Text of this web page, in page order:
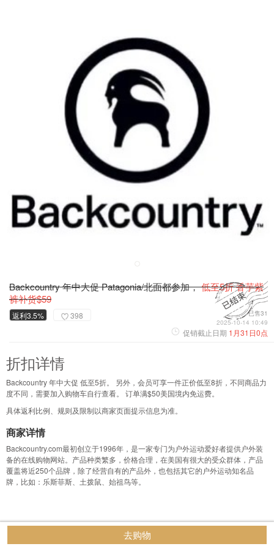
Backcountry 年中大促 Patagonia/北面都参加，低至5折 香芋紫
裤补货$59
返利3.5% 398
已售31
2025-10-14 10:49
促销截止日期 1月31日0点
折扣详情
Backcountry 年中大促 低至5折。 另外，会员可享一件正价低至8折，不同商品力
度不同，需要加入购物车自行查看。 订单满$50美国境内免运费。
具体返利比例、规则及限制以商家页面提示信息为准。
商家详情
Backcountry.com最初创立于1996年，是一家专门为户外运动爱好者提供户外装
备的在线购物网站。产品种类繁多，价格合理，在美国有很大的受众群体，产品
覆盖将近250个品牌，除了经营自有的产品外，也包括其它的户外运动知名品
牌，比如：乐斯菲斯、土拨鼠、始祖鸟等。
去购物